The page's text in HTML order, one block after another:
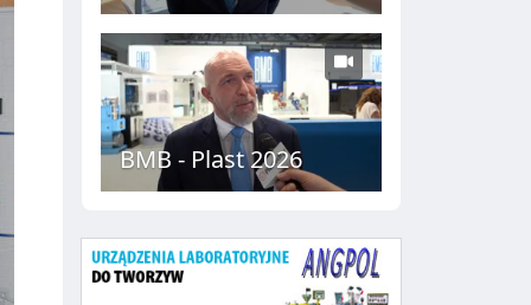
BMB - Plast 2026